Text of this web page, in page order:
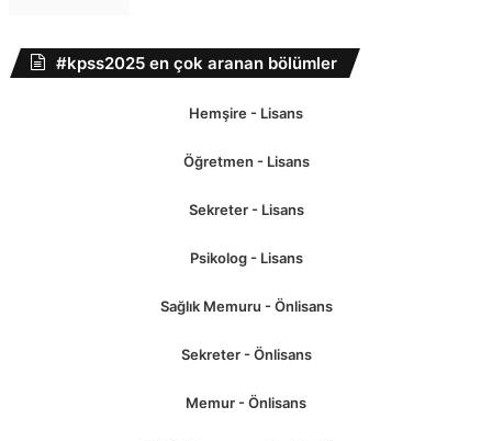
#kpss2025 en çok aranan bölümler
Hemşire - Lisans
Öğretmen - Lisans
Sekreter - Lisans
Psikolog - Lisans
Sağlık Memuru - Önlisans
Sekreter - Önlisans
Memur - Önlisans